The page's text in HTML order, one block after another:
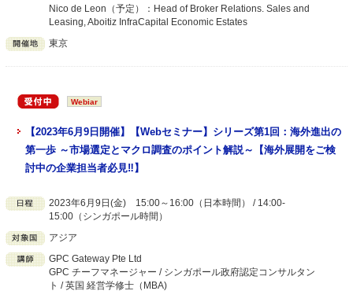
Nico de Leon（予定）：Head of Broker Relations. Sales and
Leasing, Aboitiz InfraCapital Economic Estates
東京
Webiar
【2023年6月9日開催】【Webセミナー】シリーズ第1回：海外進出の
第一歩 ～市場選定とマクロ調査のポイント解説～【海外展開をご検
討中の企業担当者必見‼】
2023年6月9日(金) 15:00～16:00（日本時間） / 14:00-
15:00（シンガポール時間）
アジア
GPC Gateway Pte Ltd
GPC チーフマネージャー / シンガポール政府認定コンサルタン
ト / 英国 経営学修士（MBA)